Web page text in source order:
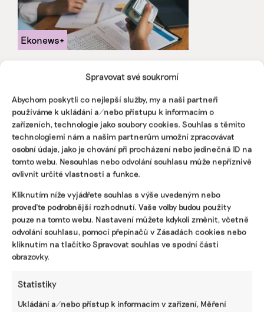
Spravovat své soukromí
Abychom poskytli co nejlepší služby, my a naši partneři
používáme k ukládání a/nebo přístupu k informacím o
zařízeních, technologie jako soubory cookies. Souhlas s těmito
technologiemi nám a našim partnerům umožní zpracovávat
osobní údaje, jako je chování při procházení nebo jedinečná ID na
tomto webu. Nesouhlas nebo odvolání souhlasu může nepříznivě
ovlivnit určité vlastnosti a funkce.
Kliknutím níže vyjádřete souhlas s výše uvedeným nebo
proveďte podrobnější rozhodnutí. Vaše volby budou použity
pouze na tomto webu. Nastavení můžete kdykoli změnit, včetně
odvolání souhlasu, pomocí přepínačů v Zásadách cookies nebo
kliknutím na tlačítko Spravovat souhlas ve spodní části
obrazovky.
Statistiky
Ukládání a/nebo přístup k informacím v zařízení, Měření
Inspiraci naleznou v nové normě ISO 37003
Součástí třetího pilíře ESG by měly být v každé firmě
standardy, jak předcházet podvodům a chránit se před
nimi. Nová norma ISO 37003 s jejich nastavením může
pomoci.
Veronika Soukupová | 09. července 2025 | ESG,Komentáře | ISO
normy
norma ISO 37003 ,podvody ve firmách